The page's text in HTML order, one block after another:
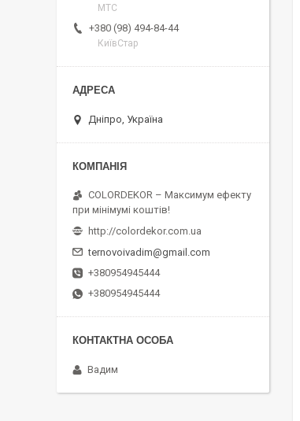
МТС
+380 (98) 494-84-44
КиївСтар
Дніпро, Україна
COLORDEKOR – Максимум ефекту
при мінімумі коштів!
http://colordekor.com.ua
ternovoivadim@gmail.com
+380954945444
+380954945444
Вадим